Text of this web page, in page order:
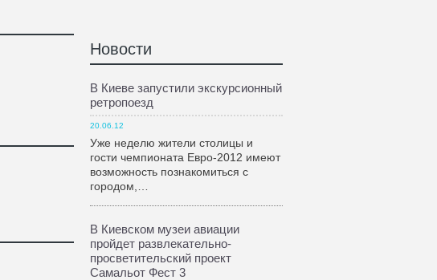
Новости
В Киеве запустили экскурсионный
ретропоезд
20.06.12
Уже неделю жители столицы и
гости чемпионата Евро-2012 имеют
возможность познакомиться с
городом,…
В Киевском музеи авиации
пройдет развлекательно-
просветительский проект
Самальот Фест 3